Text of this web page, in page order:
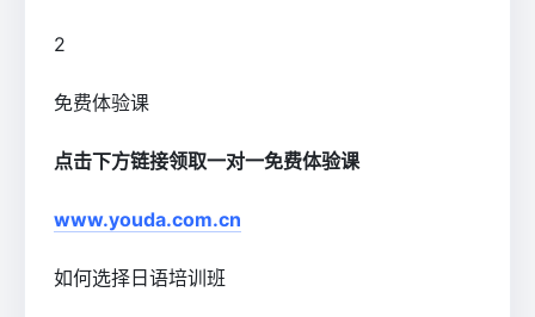
2
免费体验课
点击下方链接领取一对一免费体验课
www.youda.com.cn
如何选择日语培训班